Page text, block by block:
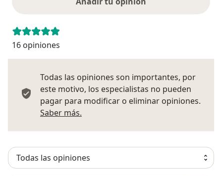
16 opiniones
Todas las opiniones son importantes, por
este motivo, los especialistas no pueden
pagar para modificar o eliminar opiniones.
Saber más.